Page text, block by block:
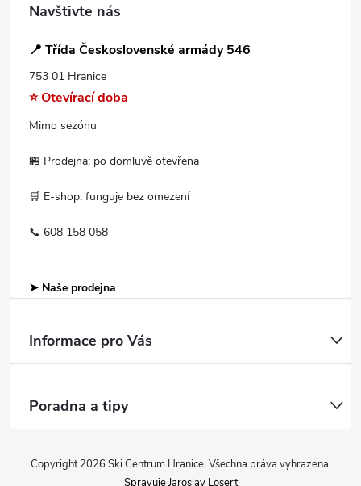
Navštivte nás
📍 Třída Československé armády 546
753 01 Hranice
⭐ Otevírací doba
Mimo sezónu
🏪 Prodejna: po domluvě otevřena
🛒 E-shop: funguje bez omezení
📞 608 158 058
➤ Naše prodejna
Informace pro Vás
Poradna a tipy
Copyright 2026 Ski Centrum Hranice. Všechna práva vyhrazena.
Spravuje Jaroslav Losert